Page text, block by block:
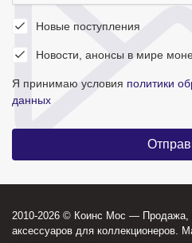
Новые поступления
Новости, анонсы в мире
Я принимаю условия политики
данных
2010-2026 © Коинс Мос — Продажа,
аксессуаров для коллекционеров.